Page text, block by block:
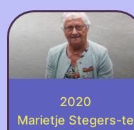
2020
Marietje Stegers-te